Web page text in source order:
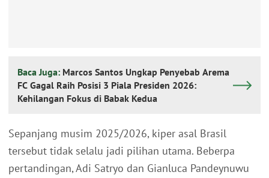
Baca Juga: Marcos Santos Ungkap Penyebab Arema
FC Gagal Raih Posisi 3 Piala Presiden 2026:
Kehilangan Fokus di Babak Kedua
Sepanjang musim 2025/2026, kiper asal Brasil
tersebut tidak selalu jadi pilihan utama. Beberpa
pertandingan, Adi Satryo dan Gianluca Pandeynuwu